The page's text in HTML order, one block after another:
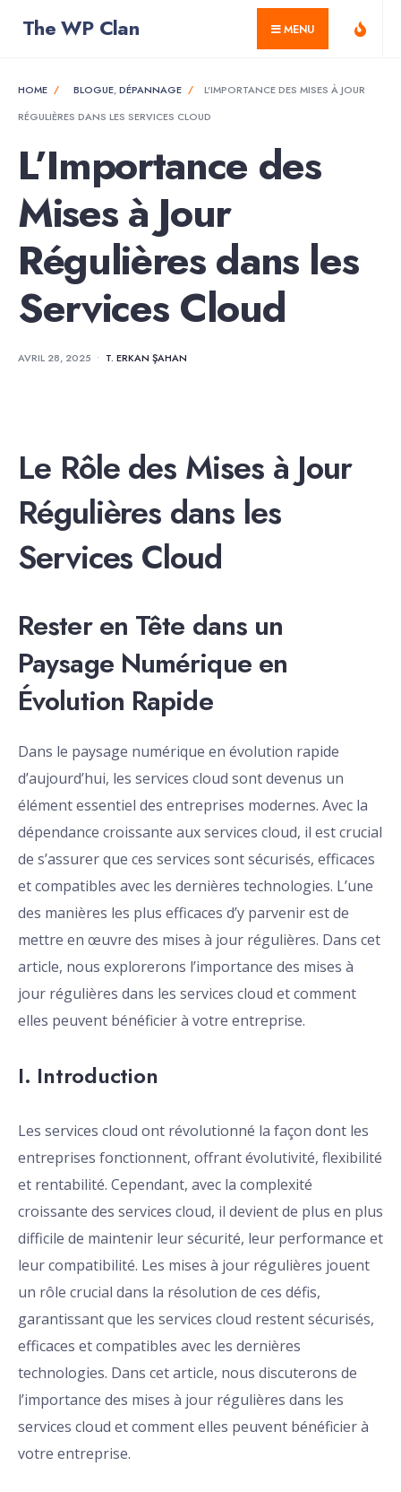
The WP Clan MENU
HOME BLOGUE,DÉPANNAGE
L’IMPORTANCE DES MISES À JOUR
RÉGULIÈRES DANS LES SERVICES CLOUD
L’Importance des
Mises à Jour
Régulières dans les
Services Cloud
AVRIL 28, 2025 • T. ERKAN ŞAHAN
Le Rôle des Mises à Jour
Régulières dans les
Services Cloud
Rester en Tête dans un
Paysage Numérique en
Évolution Rapide
Dans le paysage numérique en évolution rapide
d’aujourd’hui, les services cloud sont devenus un
élément essentiel des entreprises modernes. Avec la
dépendance croissante aux services cloud, il est crucial
de s’assurer que ces services sont sécurisés, efficaces
et compatibles avec les dernières technologies. L’une
des manières les plus efficaces d’y parvenir est de
mettre en œuvre des mises à jour régulières. Dans cet
article, nous explorerons l’importance des mises à
jour régulières dans les services cloud et comment
elles peuvent bénéficier à votre entreprise.
I. Introduction
Les services cloud ont révolutionné la façon dont les
entreprises fonctionnent, offrant évolutivité, flexibilité
et rentabilité. Cependant, avec la complexité
croissante des services cloud, il devient de plus en plus
difficile de maintenir leur sécurité, leur performance et
leur compatibilité. Les mises à jour régulières jouent
un rôle crucial dans la résolution de ces défis,
garantissant que les services cloud restent sécurisés,
efficaces et compatibles avec les dernières
technologies. Dans cet article, nous discuterons de
l’importance des mises à jour régulières dans les
services cloud et comment elles peuvent bénéficier à
votre entreprise.